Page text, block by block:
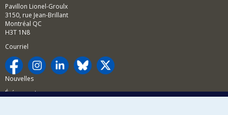
Pavillon Lionel-Groulx
3150, rue Jean-Brillant
Montréal QC
H3T 1N8
Courriel
Nouvelles
Événements